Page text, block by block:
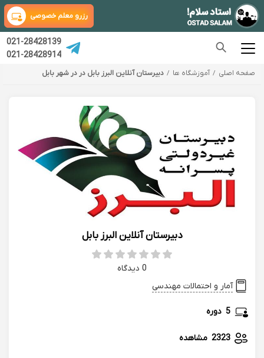
رزرو معلم خصوصی
021-28428139
021-28428914
صفحه اصلی آموزشگاه ها دبیرستان آنلاین البرز بابل در در شهر بابل
دبیرستان آنلاین البرز بابل
0 دیدگاه
آمار و احتمالات مهندسی
5 دوره
2323 مشاهده